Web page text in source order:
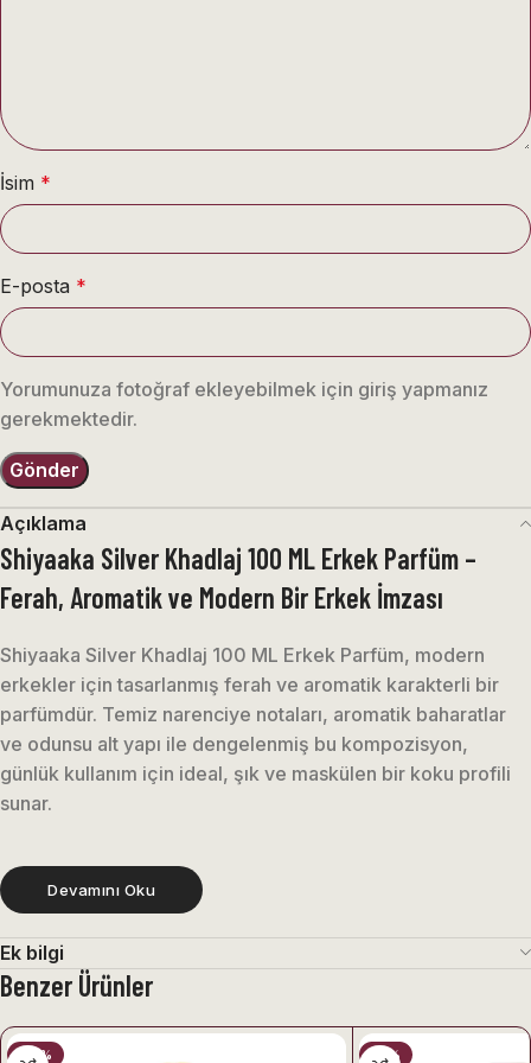
İsim *
E-posta *
Yorumunuza fotoğraf ekleyebilmek için giriş yapmanız
gerekmektedir.
Açıklama
Shiyaaka Silver Khadlaj 100 ML Erkek Parfüm –
Ferah, Aromatik ve Modern Bir Erkek İmzası
Shiyaaka Silver Khadlaj 100 ML Erkek Parfüm, modern
erkekler için tasarlanmış ferah ve aromatik karakterli bir
parfümdür. Temiz narenciye notaları, aromatik baharatlar
ve odunsu alt yapı ile dengelenmiş bu kompozisyon,
günlük kullanım için ideal, şık ve maskülen bir koku profili
sunar.
ortamında hem de günlük hayatta rahatlıkla kullanılabilen
dengeli bir parfümdür.
⸻
Shiyaaka Silver Khadlaj 100 ML Erkek Parfüm’ün
Devamını Oku
Ek bilgi
Benzer Ürünler
-34% -41%